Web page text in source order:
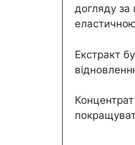
догляду за
Екстракт